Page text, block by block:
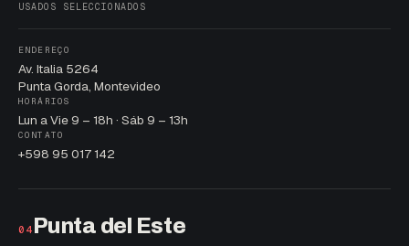
USADOS SELECCIONADOS
ENDEREÇO
Av. Italia 5264
Punta Gorda, Montevideo
HORÁRIOS
Lun a Vie 9 – 18h · Sáb 9 – 13h
CONTATO
+598 95 017 142
04 Punta del Este